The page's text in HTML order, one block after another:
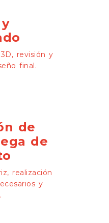
revisión y
final.
de
de
realización
y